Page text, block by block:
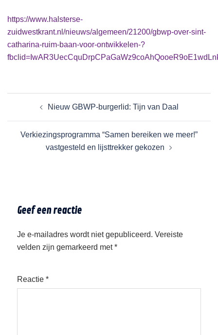
https://www.halsterse-
zuidwestkrant.nl/nieuws/algemeen/21200/gbwp-over-sint-
catharina-ruim-baan-voor-ontwikkelen-?
Nieuw GBWP-burgerlid: Tijn van Daal
Verkiezingsprogramma “Samen bereiken we meer!”
vastgesteld en lijsttrekker gekozen
Geef een reactie
Je e-mailadres wordt niet gepubliceerd. Vereiste
velden zijn gemarkeerd met*
Reactie *